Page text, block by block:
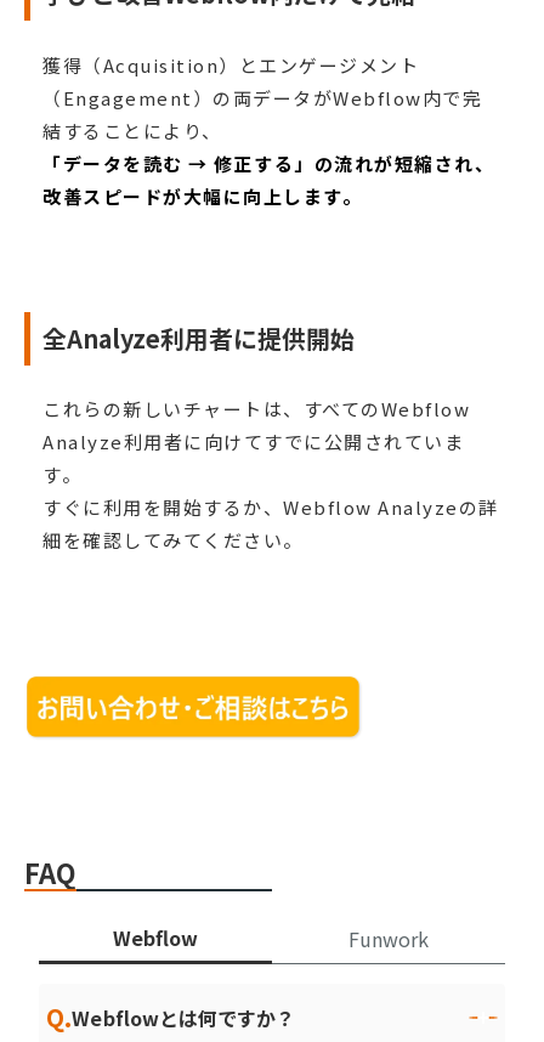
獲得（Acquisition）とエンゲージメント
（Engagement）の両データがWebflow内で完
結することにより、
「データを読む → 修正する」の流れが短縮され、
改善スピードが大幅に向上します。
全Analyze利用者に提供開始
これらの新しいチャートは、すべてのWebflow
Analyze利用者に向けてすでに公開されていま
す。
すぐに利用を開始するか、Webflow Analyzeの詳
細を確認してみてください。
FAQ
Webflow Funwork
Q.Webflowとは何ですか？